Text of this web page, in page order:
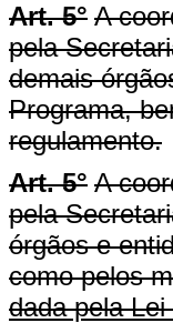
Art. 5° A
pela
demais
Programa,
regulamento.
Art. 5° A
pela
órgãos e
como pelos
dada pela